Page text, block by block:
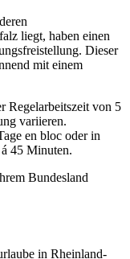
liegt, haben einen
Dieser
mit einem
Regelarbeitszeit von 5
variieren.
en bloc oder in
45 Minuten.
Bundesland
in Rheinland-